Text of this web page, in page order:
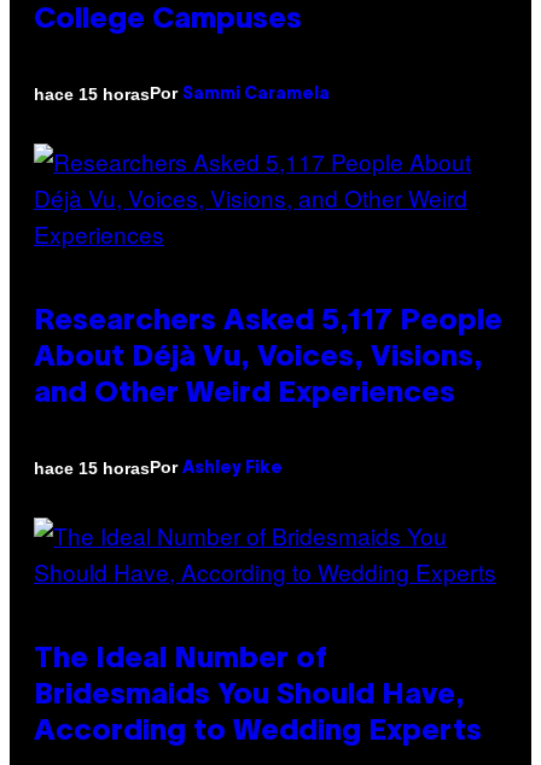
College Campuses
hace 15 horasPor Sammi Caramela
Researchers Asked 5,117 People
About Déjà Vu, Voices, Visions,
and Other Weird Experiences
hace 15 horasPor Ashley Fike
The Ideal Number of
Bridesmaids You Should Have,
According to Wedding Experts